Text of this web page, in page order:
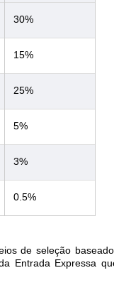
30%
15%
25%
5%
3%
0.5%
de seleção
Entrada Expressa